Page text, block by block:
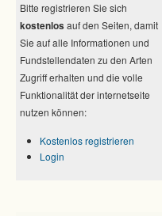
Bitte registrieren Sie sich
kostenlos auf den Seiten, damit
Sie auf alle Informationen und
Fundstellendaten zu den Arten
Zugriff erhalten und die volle
Funktionalität der internetseite
nutzen können:
Kostenlos registrieren
Login